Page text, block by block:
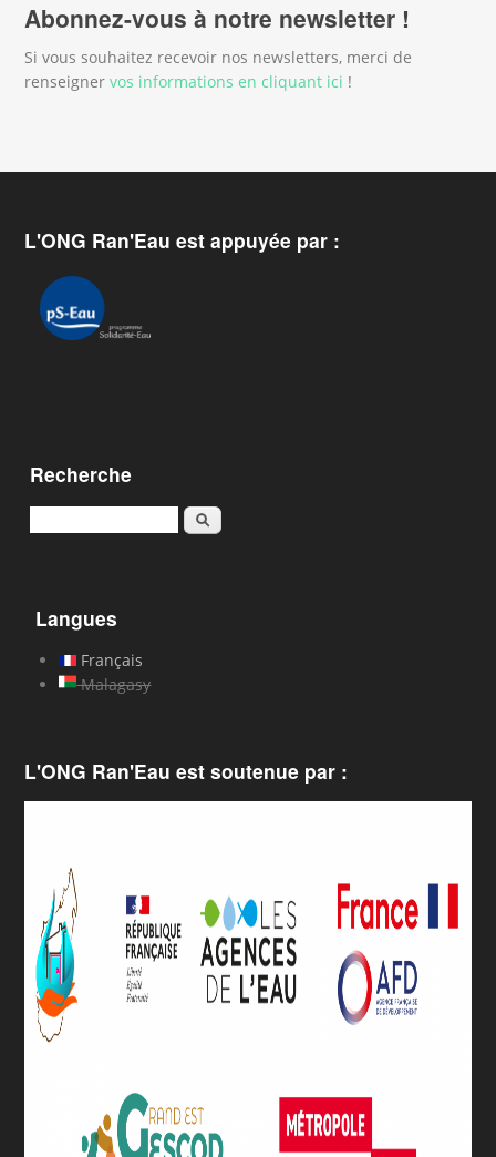
Abonnez-vous à notre newsletter !
Si vous souhaitez recevoir nos newsletters, merci de
renseignervos informations en cliquant ici !
L'ONG Ran'Eau est appuyée par :
Recherche
Rechercher
Langues
Français
Malagasy
L'ONG Ran'Eau est soutenue par :